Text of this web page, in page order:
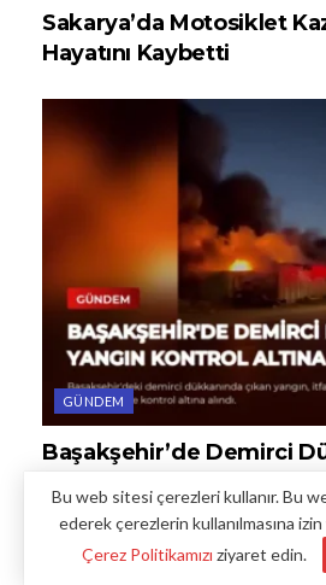
Sakarya’da Motosiklet
Hayatını Kaybetti
GÜNDEM
Başakşehir’de Demirci
Bu web sitesi çerezleri kullanır. Bu
ederek çerezlerin kullanılmasına
Çerez Politikamızı ziyaret edin.